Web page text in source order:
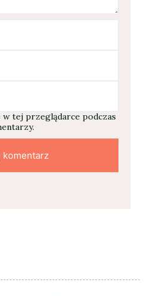
w tej przeglądarce podczas